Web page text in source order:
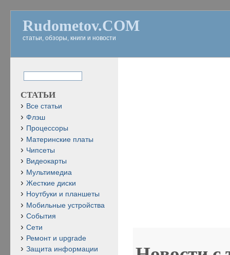
Rudometov.COM
статьи, обзоры, книги и новости
СТАТЬИ
Все статьи
Флэш
Процессоры
Материнские платы
Чипсеты
Видеокарты
Мультимедиа
Жесткие диски
Ноутбуки и планшеты
Мобильные устройства
События
Сети
Ремонт и upgrade
Защита информации